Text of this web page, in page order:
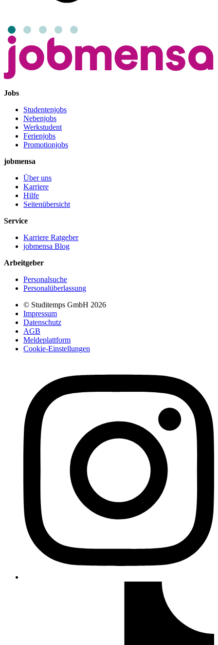
Jobs
Studentenjobs
Nebenjobs
Werkstudent
Ferienjobs
Promotionjobs
jobmensa
Über uns
Karriere
Hilfe
Seitenübersicht
Service
Karriere Ratgeber
jobmensa Blog
Arbeitgeber
Personalsuche
Personalüberlassung
© Studitemps GmbH 2026
Impressum
Datenschutz
AGB
Meldeplattform
Cookie-Einstellungen